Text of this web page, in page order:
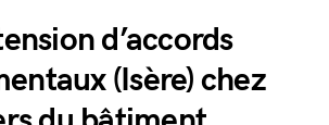
d’accords
(Isère) chez